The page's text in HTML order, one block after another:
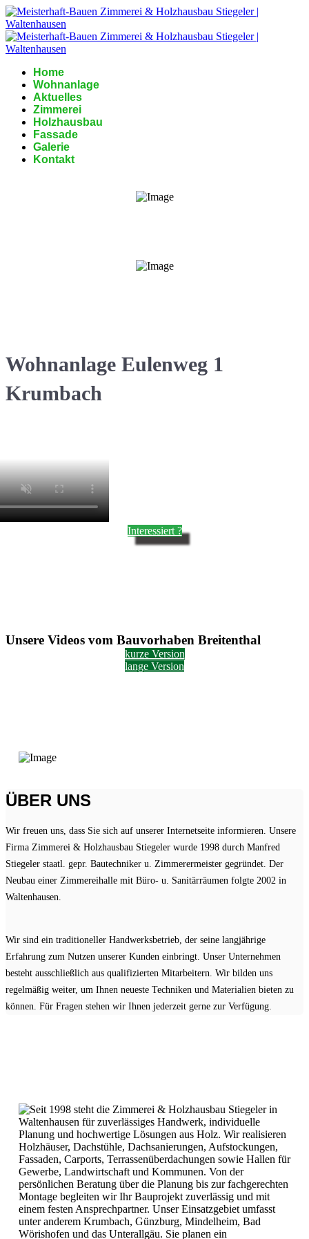
Home
Wohnanlage
Aktuelles
Zimmerei
Holzhausbau
Fassade
Galerie
Kontakt
Wohnanlage Eulenweg 1
Krumbach
Interessiert ?
Unsere Videos vom Bauvorhaben Breitenthal
kurze Version
lange Version
ÜBER UNS
Wir freuen uns, dass Sie sich auf unserer Internetseite informieren. Unsere
Firma Zimmerei & Holzhausbau Stiegeler wurde 1998 durch Manfred
Stiegeler staatl. gepr. Bautechniker u. Zimmerermeister gegründet. Der
Neubau einer Zimmereihalle mit Büro- u. Sanitärräumen folgte 2002 in
Waltenhausen.
Wir sind ein traditioneller Handwerksbetrieb, der seine langjährige
Erfahrung zum Nutzen unserer Kunden einbringt. Unser Unternehmen
besteht ausschließlich aus qualifizierten Mitarbeitern. Wir bilden uns
regelmäßig weiter, um Ihnen neueste Techniken und Materialien bieten zu
können. Für Fragen stehen wir Ihnen jederzeit gerne zur Verfügung.